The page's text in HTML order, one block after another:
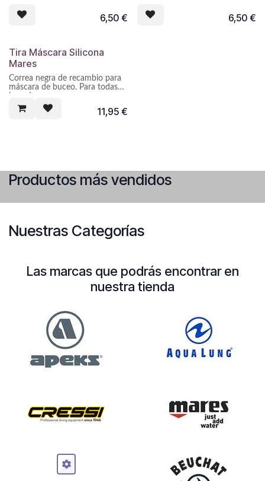
6,50€ 6,50€
Tira Máscara Silicona
Mares
Correa negra de recambio para
máscara de buceo. Para todas
11,95€
Productos más vendidos
Nuestras Categorías
Las marcas que podrás encontrar en
nuestra tienda